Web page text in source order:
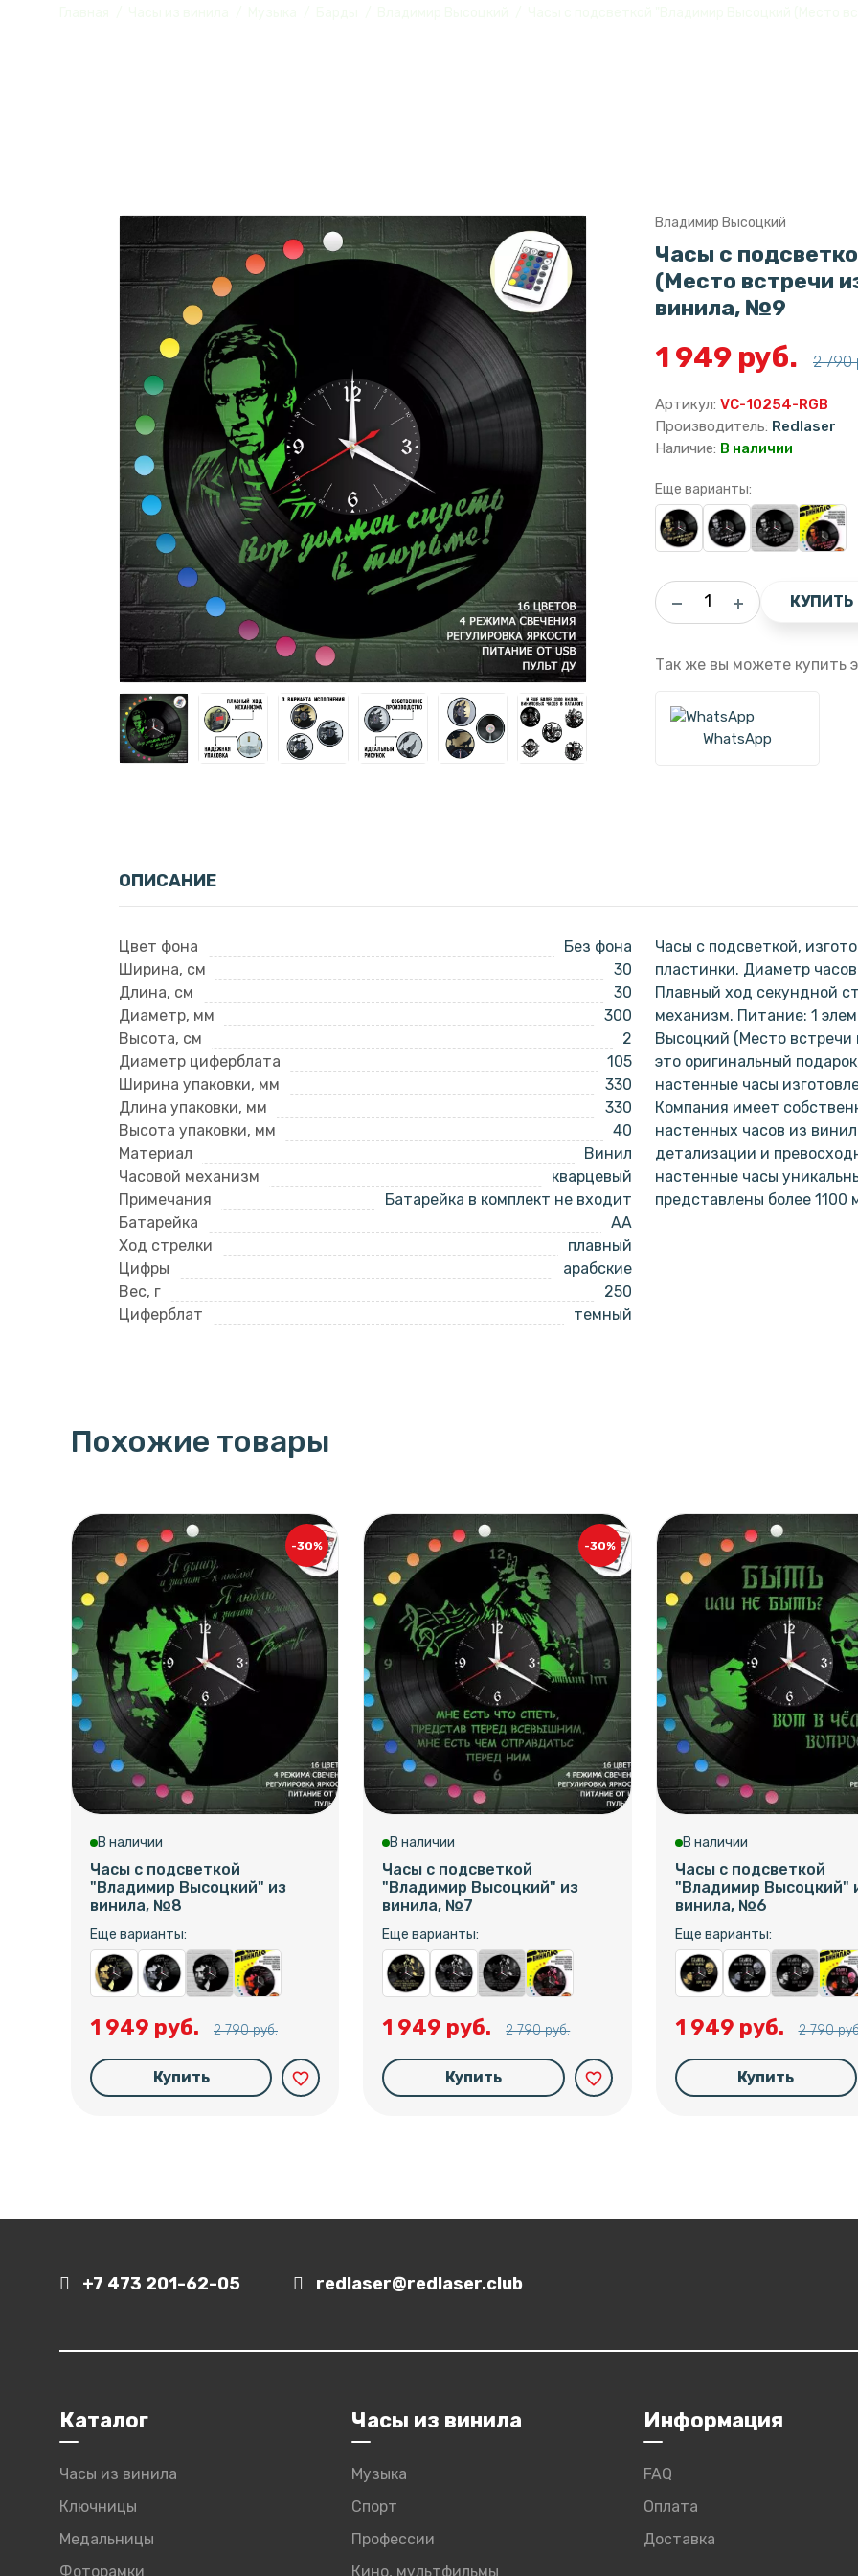
Владимир Высоцкий
Часы с
(Место встречи
винила, №9
1 949 руб. 2 790
Артикул: VC-10254-RGB
Производитель: Redlaser
Наличие: В наличии
Еще варианты:
КУПИТЬ
Так же вы можете купить
WhatsApp
ОПИСАНИЕ
Цвет фона
Без фона
Ширина, см
30
Длина, см
30
Диаметр, мм
300
Высота, см
2
Диаметр циферблата
105
Ширина упаковки, мм
330
Длина упаковки, мм
330
Высота упаковки, мм
40
Материал
Винил
Часовой механизм
кварцевый
Примечания
Батарейка в комплект не входит
Батарейка
AA
Ход стрелки
плавный
Цифры
арабские
Вес, г
250
Циферблат
темный
Часы с подсветкой,
пластинки. Диаметр
Плавный ход секундной
механизм. Питание: 1
Высоцкий (Место встречи
это оригинальный
настенные часы
Компания имеет
настенных часов из
детализации и
настенные часы
представлены более 1100
Похожие товары
-30%
В наличии
Часы с подсветкой
"Владимир Высоцкий" из
винила, №8
Еще варианты:
1 949 руб. 2 790 руб.
Купить favorite_border
-30%
В наличии
Часы с подсветкой
"Владимир Высоцкий" из
винила, №7
Еще варианты:
1 949 руб. 2 790 руб.
Купить favorite_border
В наличии
Часы с подсветкой
"Владимир Высоцкий"
винила, №6
Еще варианты:
1 949 руб. 2 790
Купить
+7 473 201-62-05 redlaser@redlaser.club
Каталог
Часы из винила
Ключницы
Медальницы
Фоторамки
Часы из винила
Музыка
Спорт
Профессии
Кино, мультфильмы
Информация
FAQ
Оплата
Доставка